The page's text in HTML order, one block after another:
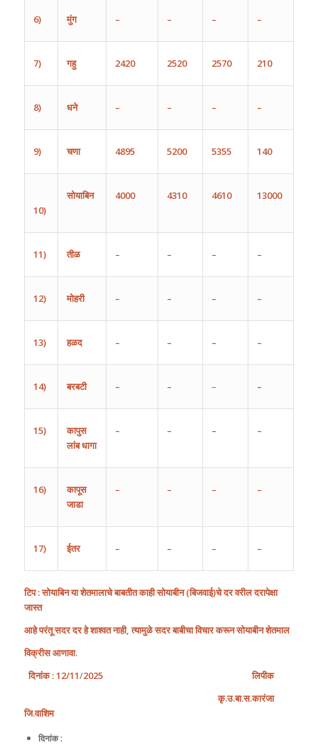
6) मुंग – – – –
7) गहु 2420 2520 2570 210
8) धने – – – –
9) चणा 4895 5200 5355 140
10)
सोयाबिन 4000 4310 4610 13000
11) तीळ – – – –
12) मोहरी – – – –
13) हळद – – – –
14) बरबटी – – – –
15)
कापुस
लांबधागा
– – – –
16)
कापूस
जाडा
– – – –
17) ईतर – – – –
टिप : सोयाबिन या शेतमालाचे बाबतीत काही सोयाबीन(बिजवाई)चे दर वरील दरापेक्षा
जास्त
आहे परंतू सदर दर हे शाश्वत नाही, त्यामुळे सदर बाबीचा विचार करून सोयाबीन शेतमाल
विक्रीस आणावा.
दिनांक :12/11/2025
लिपीक
कृ.उ.बा.स.कारंजा
जि.वाशिम
दिनांक :